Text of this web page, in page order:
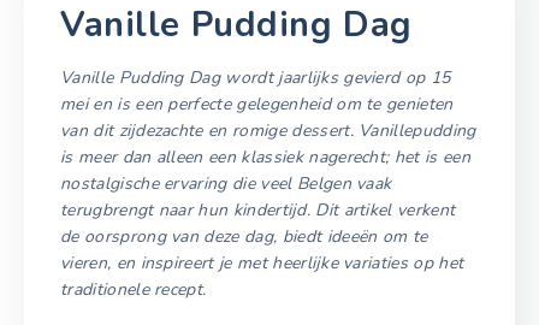
Vanille Pudding Dag
Vanille Pudding Dag wordt jaarlijks gevierd op 15
mei en is een perfecte gelegenheid om te genieten
van dit zijdezachte en romige dessert. Vanillepudding
is meer dan alleen een klassiek nagerecht; het is een
nostalgische ervaring die veel Belgen vaak
terugbrengt naar hun kindertijd. Dit artikel verkent
de oorsprong van deze dag, biedt ideeën om te
vieren, en inspireert je met heerlijke variaties op het
traditionele recept.